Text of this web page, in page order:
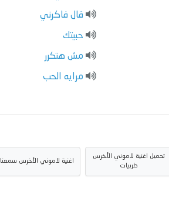
قال فاكرني
حبيتك
مش هتكرر
مرايه الحب
تحميل اغنية لاموني الأخرس
طربيات
اغنية لاموني الأخرس سمعنا